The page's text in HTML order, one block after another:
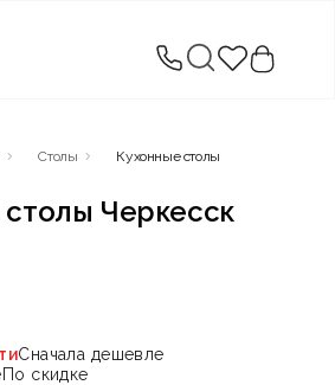
Столы Кухонные столы
Черкесск
Сначала дешевле
По скидке